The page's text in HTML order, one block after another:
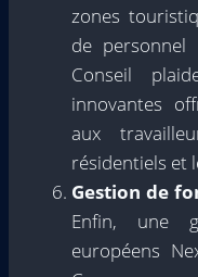
zones
de
Conseil
innovantes
aux
résidentiels et
Gestion de
Enfin, une
européens